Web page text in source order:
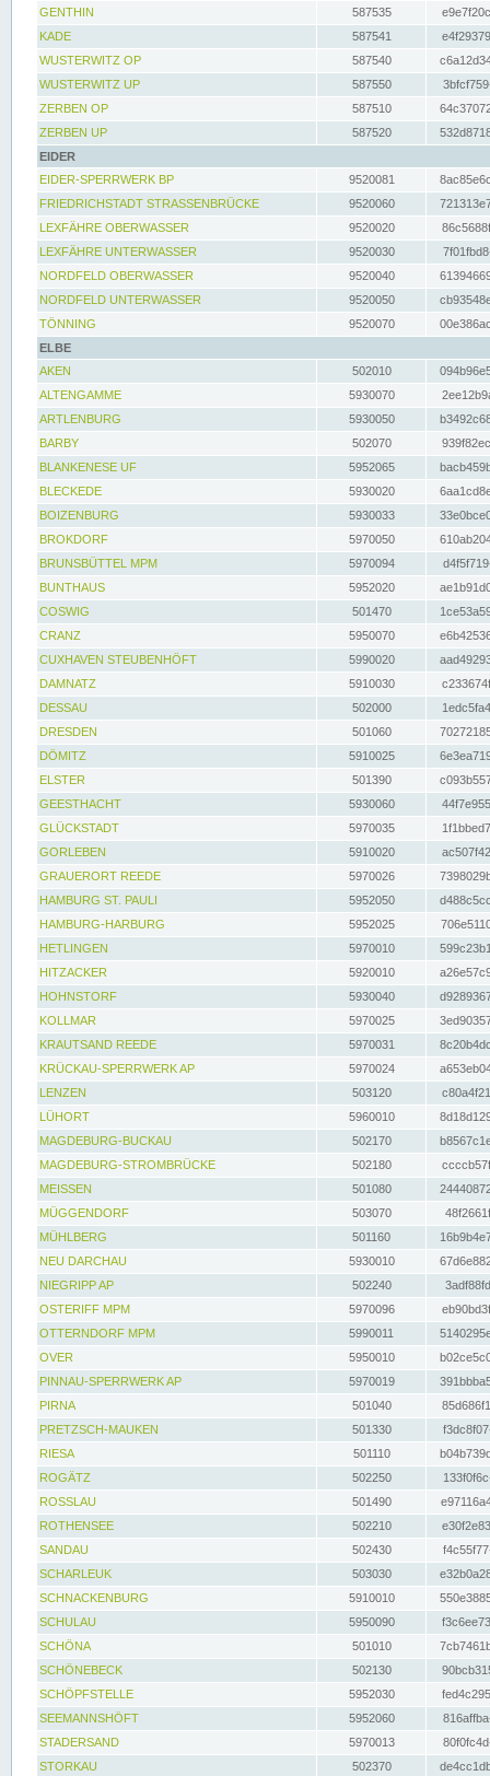
GENTHIN
587535
KADE
587541
WUSTERWITZ OP
587540
WUSTERWITZ UP
587550
ZERBEN OP
587510
ZERBEN UP
587520
EIDER
EIDER-SPERRWERK BP
9520081
FRIEDRICHSTADT STRASSENBRÜCKE
9520060
LEXFÄHRE OBERWASSER
9520020
LEXFÄHRE UNTERWASSER
9520030
NORDFELD OBERWASSER
9520040
NORDFELD UNTERWASSER
9520050
TÖNNING
9520070
ELBE
AKEN
502010
ALTENGAMME
5930070
ARTLENBURG
5930050
BARBY
502070
BLANKENESE UF
5952065
BLECKEDE
5930020
BOIZENBURG
5930033
BROKDORF
5970050
BRUNSBÜTTEL MPM
5970094
BUNTHAUS
5952020
COSWIG
501470
CRANZ
5950070
CUXHAVEN STEUBENHÖFT
5990020
DAMNATZ
5910030
DESSAU
502000
DRESDEN
501060
DÖMITZ
5910025
ELSTER
501390
GEESTHACHT
5930060
GLÜCKSTADT
5970035
GORLEBEN
5910020
GRAUERORT REEDE
5970026
HAMBURG ST. PAULI
5952050
HAMBURG-HARBURG
5952025
HETLINGEN
5970010
HITZACKER
5920010
HOHNSTORF
5930040
KOLLMAR
5970025
KRAUTSAND REEDE
5970031
KRÜCKAU-SPERRWERK AP
5970024
LENZEN
503120
LÜHORT
5960010
MAGDEBURG-BUCKAU
502170
MAGDEBURG-STROMBRÜCKE
502180
MEISSEN
501080
MÜGGENDORF
503070
MÜHLBERG
501160
NEU DARCHAU
5930010
NIEGRIPP AP
502240
OSTERIFF MPM
5970096
OTTERNDORF MPM
5990011
OVER
5950010
PINNAU-SPERRWERK AP
5970019
PIRNA
501040
PRETZSCH-MAUKEN
501330
RIESA
501110
ROGÄTZ
502250
ROSSLAU
501490
ROTHENSEE
502210
SANDAU
502430
SCHARLEUK
503030
SCHNACKENBURG
5910010
SCHULAU
5950090
SCHÖNA
501010
SCHÖNEBECK
502130
SCHÖPFSTELLE
5952030
SEEMANNSHÖFT
5952060
STADERSAND
5970013
STORKAU
502370